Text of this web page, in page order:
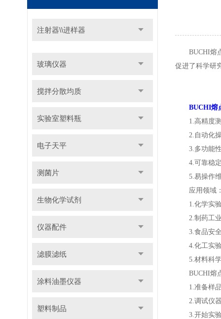
注射器\\进样器
玻璃仪器
搅拌分散均质
实验室塑料瓶
电子天平
测菌片
生物化学试剂
仪器配件
滤膜滤纸
涂料油墨仪器
塑料制品
BUCHI熔点
促进了科学研
BUCHI熔
1.高精度测
2.自动化操
3.多功能性
4.可靠稳定
5.易操作维
应用领域
1.化学实验
2.制药工业
3.食品安全
4.化工实验
5.材料科学
BUCHI熔点
1.准备样品
2.调试仪器
3.开始实验